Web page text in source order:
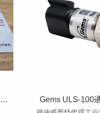
HYB总代理HPSD-002B-A绝压200KPA替代TE1210-030A空调通风 Gems ULS-100